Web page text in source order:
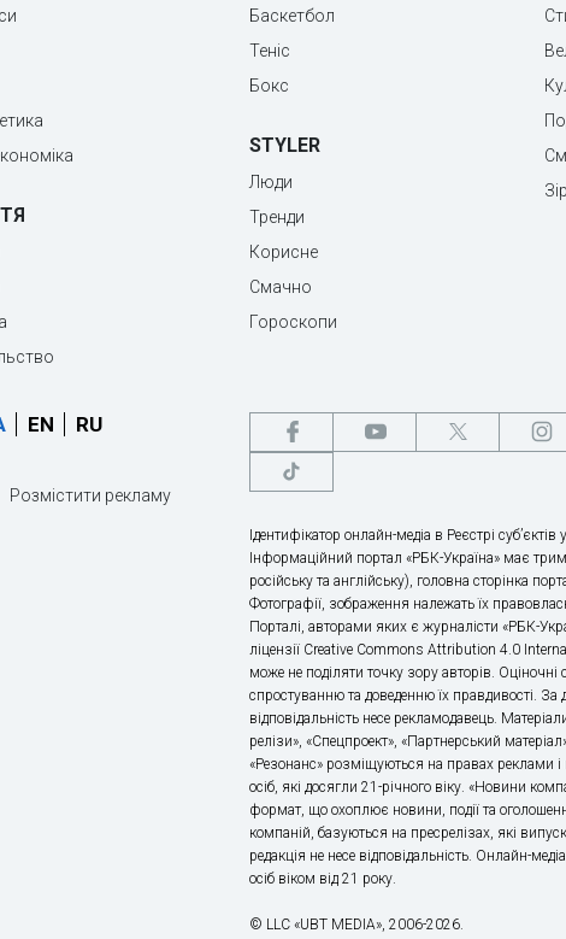
Баскетбол
Теніс
Бокс
STYLER
Люди
Тренди
Корисне
Смачно
Гороскопи
EN RU
Розмістити рекламу
Ідентифікатор онлайн-медіа в Реєстрі
Інформаційний портал «РБК-Україна» має
російську та англійську), головна сторінка
Фотографії, зображення належать їх
Порталі, авторами яких є журналісти «РБК-
ліцензії Creative Commons Attribution 4.0
може не поділяти точку зору авторів.
спростуванню та доведенню їх правдивості. За
відповідальність несе рекламодавець.
релізи», «Спецпроект», «Партнерський
«Резонанс» розміщуються на правах реклами
осіб, які досягли 21-річного віку. «Новини
формат, що охоплює новини, події та
компаній, базуються на пресрелізах, які
редакція не несе відповідальність. Онлайн-
осіб віком від 21 року.
© LLC «UBT MEDIA», 2006-2026.